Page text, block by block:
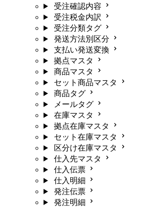
受注確認内容
受注税金内訳
受注分類タグ
発送方法別区分
支払い発送変換
拠点マスタ
商品マスタ
セット商品マスタ
商品タグ
メールタグ
在庫マスタ
拠点在庫マスタ
セット在庫マスタ
区分け在庫マスタ
仕入先マスタ
仕入伝票
仕入明細
発注伝票
発注明細